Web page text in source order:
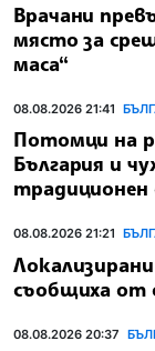
Врачани
място за
маса“
08.08.2026 21:41
Потомци на
България и
традиционен
08.08.2026 21:21
съобщиха от
08.08.2026 20:37